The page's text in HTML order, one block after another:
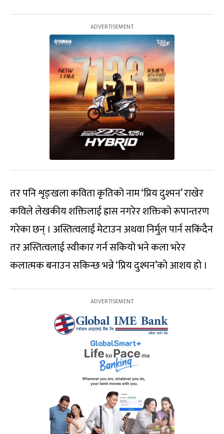
तर पनि शृङ्खला कविता कृतिको नाम ‘प्रिय दुश्मन’ राखेर
कविले लेखकीय शक्तिलाई ह्रास नगरेर शक्तिको रूपान्तरण
गरेका छन् । अस्तित्वलाई मेटाउन अथवा निर्मुल पार्न सकिंदैन
तर अस्तित्वलाई स्वीकार गर्न सकियो भने कला भरेर
कलात्मक बनाउन सकिन्छ भन्ने ‘प्रिय दुश्मन’को आशय हो ।